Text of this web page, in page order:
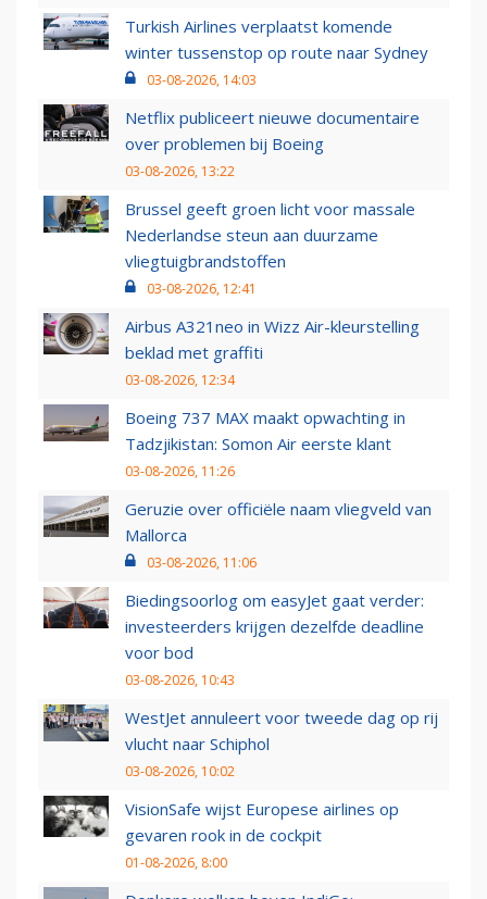
Turkish Airlines verplaatst komende
winter tussenstop op route naar Sydney
03-08-2026, 14:03
Netflix publiceert nieuwe documentaire
over problemen bij Boeing
03-08-2026, 13:22
Brussel geeft groen licht voor massale
Nederlandse steun aan duurzame
vliegtuigbrandstoffen
03-08-2026, 12:41
Airbus A321neo in Wizz Air-kleurstelling
beklad met graffiti
03-08-2026, 12:34
Boeing 737 MAX maakt opwachting in
Tadzjikistan: Somon Air eerste klant
03-08-2026, 11:26
Geruzie over officiële naam vliegveld van
Mallorca
03-08-2026, 11:06
Biedingsoorlog om easyJet gaat verder:
investeerders krijgen dezelfde deadline
voor bod
03-08-2026, 10:43
WestJet annuleert voor tweede dag op rij
vlucht naar Schiphol
03-08-2026, 10:02
VisionSafe wijst Europese airlines op
gevaren rook in de cockpit
01-08-2026, 8:00